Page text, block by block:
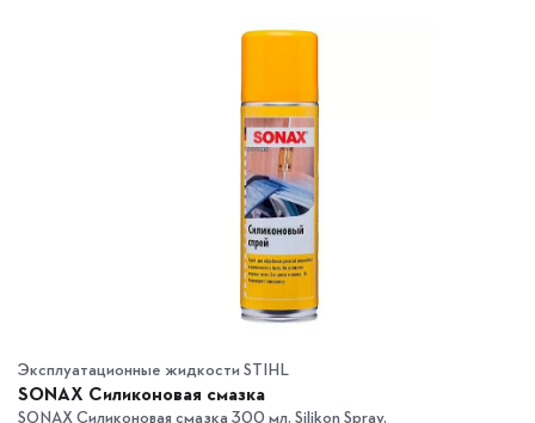
Эксплуатационные жидкости STIHL
SONAX Силиконовая смазка
SONAX Силиконовая смазка 300 мл. Silikon Spray.